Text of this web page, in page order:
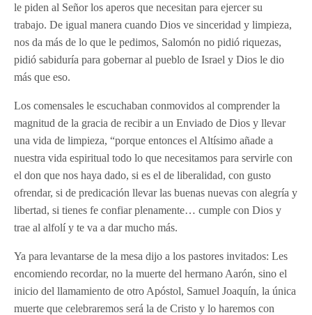
le piden al Señor los aperos que necesitan para ejercer su
trabajo. De igual manera cuando Dios ve sinceridad y limpieza,
nos da más de lo que le pedimos, Salomón no pidió riquezas,
pidió sabiduría para gobernar al pueblo de Israel y Dios le dio
más que eso.
Los comensales le escuchaban conmovidos al comprender la
magnitud de la gracia de recibir a un Enviado de Dios y llevar
una vida de limpieza, “porque entonces el Altísimo añade a
nuestra vida espiritual todo lo que necesitamos para servirle con
el don que nos haya dado, si es el de liberalidad, con gusto
ofrendar, si de predicación llevar las buenas nuevas con alegría y
libertad, si tienes fe confiar plenamente… cumple con Dios y
trae al alfolí y te va a dar mucho más.
Ya para levantarse de la mesa dijo a los pastores invitados: Les
encomiendo recordar, no la muerte del hermano Aarón, sino el
inicio del llamamiento de otro Apóstol, Samuel Joaquín, la única
muerte que celebraremos será la de Cristo y lo haremos con